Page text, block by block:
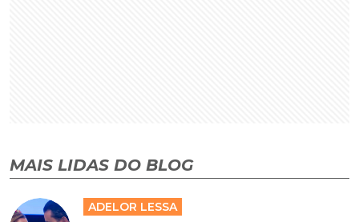
MAIS LIDAS DO BLOG
ADELOR LESSA